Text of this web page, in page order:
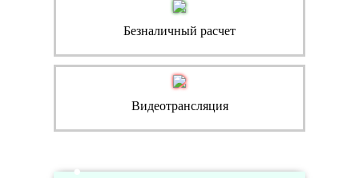
Безналичный расчет
Видеотрансляция